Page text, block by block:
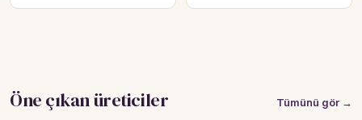
Öne çıkan üreticiler Tümünü gör →